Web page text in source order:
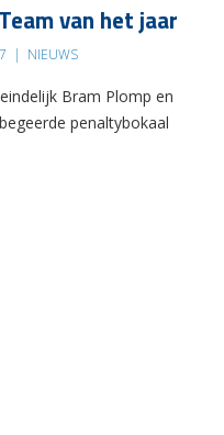
van het jaar
| NIEUWS
Bram Plomp en
penaltybokaal